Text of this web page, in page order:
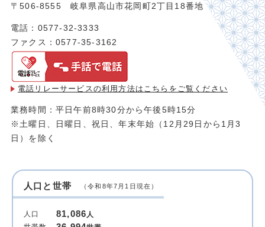
〒506-8555 岐阜県高山市花岡町2丁目18番地
電話：0577-32-3333
ファクス：0577-35-3162
電話リレーサービスの利用方法は こちらをご覧ください
業務時間：平日午前8時30分から午後5時15分
※土曜日、日曜日、祝日、年末年始（12月29日から1月3
日）を除く
人口と世帯 （令和8年7月1日現在）
人口 81,086人